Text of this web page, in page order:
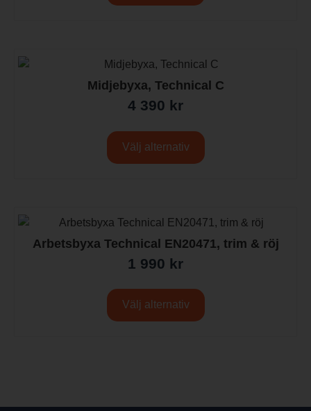
Midjebyxa, Technical C
4 390 kr
Välj alternativ
Arbetsbyxa Technical EN20471, trim & röj
1 990 kr
Välj alternativ